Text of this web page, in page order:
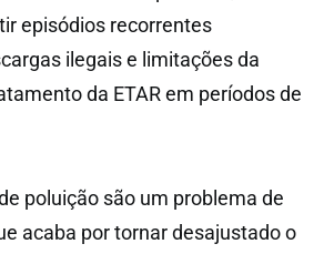
episódios recorrentes
ilegais e limitações da
da ETAR em períodos de
poluição são um problema de
acaba por tornar desajustado o